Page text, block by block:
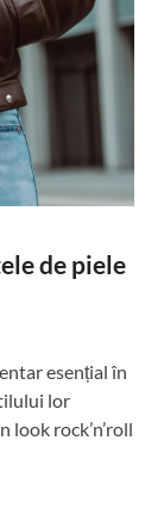
de piele
esențial în
lor
look rock’n’roll